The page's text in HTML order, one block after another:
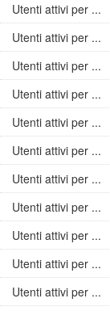
Utenti attivi per ...
Utenti attivi per ...
Utenti attivi per ...
Utenti attivi per ...
Utenti attivi per ...
Utenti attivi per ...
Utenti attivi per ...
Utenti attivi per ...
Utenti attivi per ...
Utenti attivi per ...
Utenti attivi per ...